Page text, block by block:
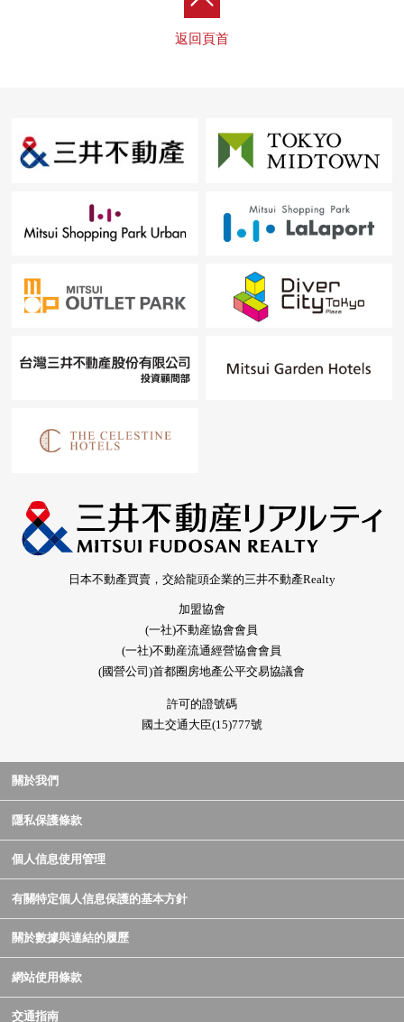
返回頁首
日本不動產買賣，交給龍頭企業的三井不動產Realty
加盟協會
(一社)不動産協會會員
(一社)不動産流通經營協會會員
(國營公司)首都圈房地產公平交易協議會
許可的證號碼
國土交通大臣(15)777號
關於我們
隱私保護條款
個人信息使用管理
有關特定個人信息保護的基本方針
關於數據與連結的履歷
網站使用條款
交通指南